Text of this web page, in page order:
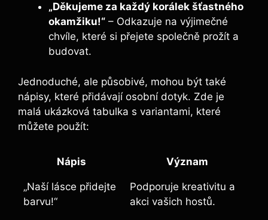
„Děkujeme za každý korálek šťastného
okamžiku!“ – Odkazuje na výjimečné
chvíle, které si přejete společně prožít a
budovat.
Jednoduché, ale působivé, mohou být také
nápisy, které přidávají osobní dotyk. Zde je
malá ukázková tabulka s variantami, které
můžete použít:
Nápis Význam
„Naší lásce přidejte
barvu!“
Podporuje kreativitu a
akci vašich hostů.